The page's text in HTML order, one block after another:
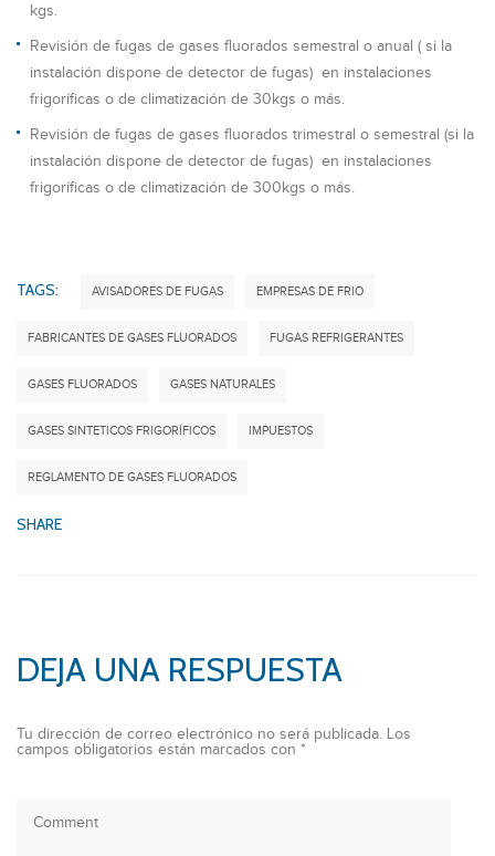
kgs.
Revisión de fugas de gases fluorados semestral o anual ( si la
instalación dispone de detector de fugas) en instalaciones
frigoríficas o de climatización de 30kgs o más.
Revisión de fugas de gases fluorados trimestral o semestral (si la
instalación dispone de detector de fugas) en instalaciones
frigoríficas o de climatización de 300kgs o más.
TAGS: AVISADORES DE FUGAS EMPRESAS DE FRIO
FABRICANTES DE GASES FLUORADOS FUGAS REFRIGERANTES
GASES FLUORADOS GASES NATURALES
GASES SINTETICOS FRIGORÍFICOS IMPUESTOS
REGLAMENTO DE GASES FLUORADOS
SHARE
DEJA UNA RESPUESTA
Tu dirección de correo electrónico no será publicada. Los
campos obligatorios están marcados con *